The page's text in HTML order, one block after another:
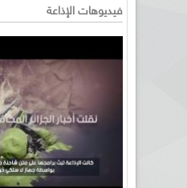
فيديوهات الإذاعة